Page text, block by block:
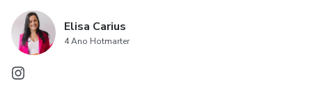
Além disso, você ganha duas aulas bônus, feitas com
parceiras:
- Sua imagem pode ser sua amiga ou sua pior inimiga (com
Elisa Carius
4 Ano Hotmarter